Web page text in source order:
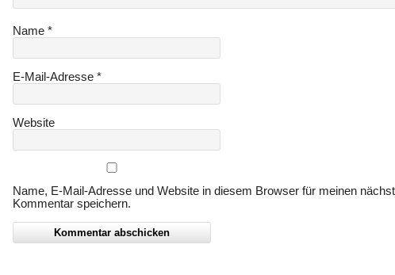
Name *
E-Mail-Adresse *
Website
Name, E-Mail-Adresse und Website in diesem Browser für meinen
Kommentar speichern.